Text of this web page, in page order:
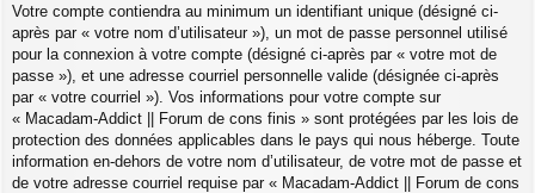
Votre compte contiendra au minimum un identifiant unique (désigné ci-
après par « votre nom d’utilisateur »), un mot de passe personnel utilisé
pour la connexion à votre compte (désigné ci-après par « votre mot de
passe »), et une adresse courriel personnelle valide (désignée ci-après
par « votre courriel »). Vos informations pour votre compte sur
« Macadam-Addict || Forum de cons finis » sont protégées par les lois de
protection des données applicables dans le pays qui nous héberge. Toute
information en-dehors de votre nom d’utilisateur, de votre mot de passe et
de votre adresse courriel requise par « Macadam-Addict || Forum de cons